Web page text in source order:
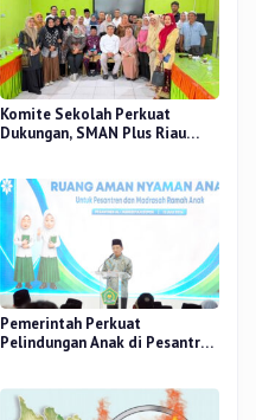
Komite Sekolah Perkuat
Dukungan, SMAN Plus Riau
Pemerintah Perkuat
Pelindungan Anak di Pesantren